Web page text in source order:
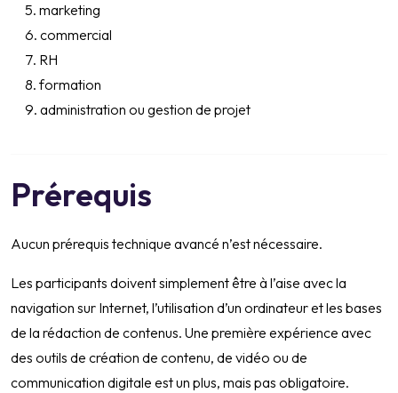
marketing
commercial
RH
formation
administration ou gestion de projet
Prérequis
Aucun prérequis technique avancé n’est nécessaire.
Les participants doivent simplement être à l’aise avec la
navigation sur Internet, l’utilisation d’un ordinateur et les bases
de la rédaction de contenus. Une première expérience avec
des outils de création de contenu, de vidéo ou de
communication digitale est un plus, mais pas obligatoire.